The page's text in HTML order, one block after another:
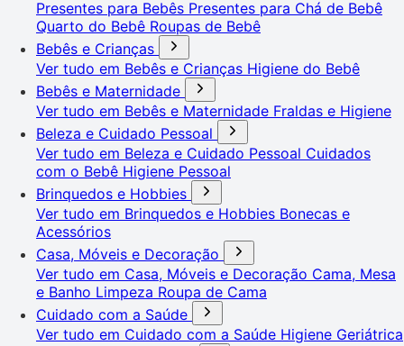
Presentes para Bebês Presentes para Chá de Bebê
Quarto do Bebê Roupas de Bebê
Bebês e Crianças
Ver tudo em Bebês e Crianças Higiene do Bebê
Bebês e Maternidade
Ver tudo em Bebês e Maternidade Fraldas e Higiene
Beleza e Cuidado Pessoal
Ver tudo em Beleza e Cuidado Pessoal Cuidados
com o Bebê Higiene Pessoal
Brinquedos e Hobbies
Ver tudo em Brinquedos e Hobbies Bonecas e
Acessórios
Casa, Móveis e Decoração
Ver tudo em Casa, Móveis e Decoração Cama, Mesa
e Banho Limpeza Roupa de Cama
Cuidado com a Saúde
Ver tudo em Cuidado com a Saúde Higiene Geriátrica